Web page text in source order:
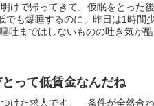
けで帰ってきて、仮眠をとっ
でも爆睡するのに、昨日は1時間
まではしないものの吐き気が酷
って低賃金なんだね
けた求人です。 条件が全然合